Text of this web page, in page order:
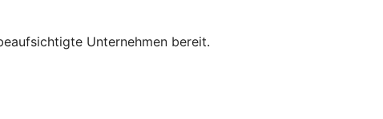
Unternehmen bereit.